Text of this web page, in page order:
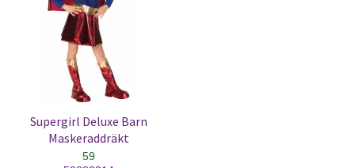
Supergirl Deluxe Barn
Maskeraddräkt
59